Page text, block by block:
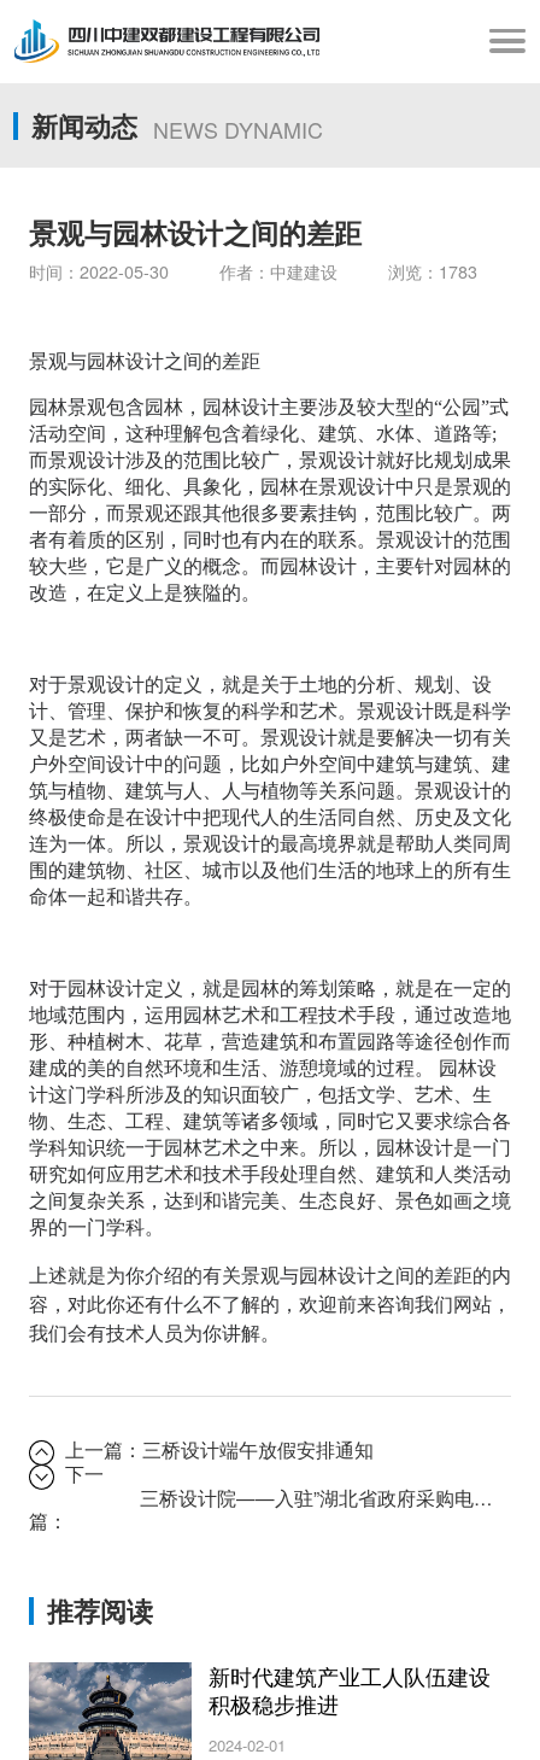
新闻动态 NEWS DYNAMIC
景观与园林设计之间的差距
时间：2022-05-30 作者：中建建设 浏览：1783
景观与园林设计之间的差距
园林景观包含园林，园林设计主要涉及较大型的“公园”式
活动空间，这种理解包含着绿化、建筑、水体、道路等;
而景观设计涉及的范围比较广，景观设计就好比规划成果
的实际化、细化、具象化，园林在景观设计中只是景观的
一部分，而景观还跟其他很多要素挂钩，范围比较广。两
者有着质的区别，同时也有内在的联系。景观设计的范围
较大些，它是广义的概念。而园林设计，主要针对园林的
改造，在定义上是狭隘的。
对于景观设计的定义，就是关于土地的分析、规划、设
计、管理、保护和恢复的科学和艺术。景观设计既是科学
又是艺术，两者缺一不可。景观设计就是要解决一切有关
户外空间设计中的问题，比如户外空间中建筑与建筑、建
筑与植物、建筑与人、人与植物等关系问题。景观设计的
终极使命是在设计中把现代人的生活同自然、历史及文化
连为一体。所以，景观设计的最高境界就是帮助人类同周
围的建筑物、社区、城市以及他们生活的地球上的所有生
命体一起和谐共存。
对于园林设计定义，就是园林的筹划策略，就是在一定的
地域范围内，运用园林艺术和工程技术手段，通过改造地
形、种植树木、花草，营造建筑和布置园路等途径创作而
建成的美的自然环境和生活、游憩境域的过程。 园林设
计这门学科所涉及的知识面较广，包括文学、艺术、生
物、生态、工程、建筑等诸多领域，同时它又要求综合各
学科知识统一于园林艺术之中来。所以，园林设计是一门
研究如何应用艺术和技术手段处理自然、建筑和人类活动
之间复杂关系，达到和谐完美、生态良好、景色如画之境
界的一门学科。
上述就是为你介绍的有关景观与园林设计之间的差距的内
容，对此你还有什么不了解的，欢迎前来咨询我们网站，
我们会有技术人员为你讲解。
上一篇： 三桥设计端午放假安排通知
下一
篇：
三桥设计院——入驻”湖北省政府采购电子平台”
推荐阅读
新时代建筑产业工人队伍建设
积极稳步推进
2024-02-01